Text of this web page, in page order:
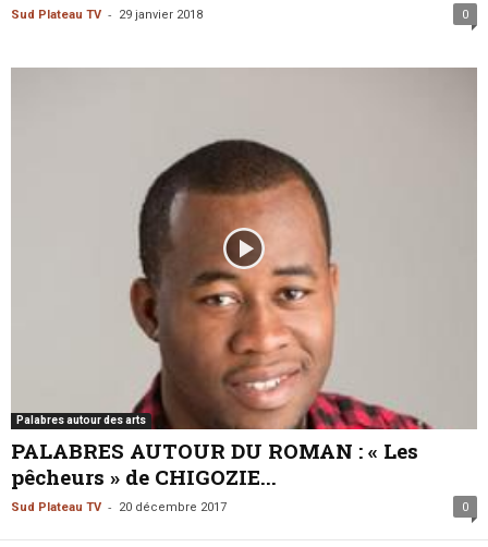
Sud Plateau TV - 29 janvier 2018 0
Palabres autour des arts
PALABRES AUTOUR DU ROMAN : « Les
pêcheurs » de CHIGOZIE...
Sud Plateau TV - 20 décembre 2017 0